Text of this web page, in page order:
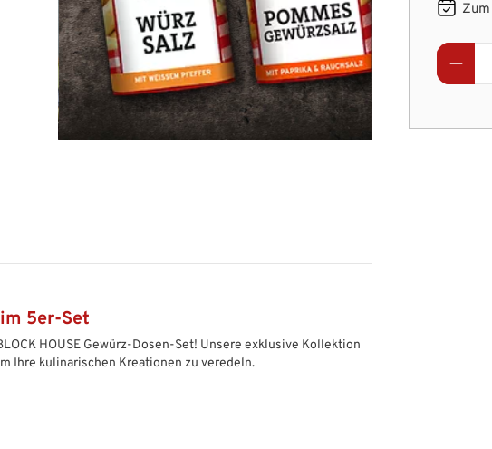
5er-Set
HOUSE Gewürz-Dosen-Set! Unsere exklusive Kollektion
Ihre kulinarischen Kreationen zu veredeln.